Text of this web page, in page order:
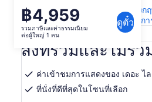
ราคา
อยู่
฿4,959
ผู้ใหญ่
฿4,959
รวมภาษีและค่าธรรมเนียม
ต่อผู้ใหญ่ 1 คน
ดูตั๋ว
ดูข้อความต้นฉบับ (ภาษาอังก
ให้คะแนนและความคิดเห็นก
สิ่งที่รวมและไม่รว
ค่าเข้าชมการแสดงของ เดอะ ไ
ที่นั่งที่ดีที่สุดในโซนที่เลือก